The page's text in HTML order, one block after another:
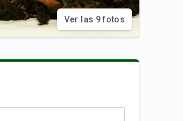
Ver las 9 fotos